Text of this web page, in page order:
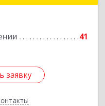
41
заявку
заявку